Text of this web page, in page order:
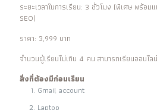
ระยะเวลาในการเรียน: 3 ชั่วโมง (พิเศษ พร้อ
SEO)
ราคา: 3,999 บาท
จำนวนผู้เรียนไม่เกิน 4 คน สามารถเรียนออนไ
สิ่งที่ต้องมีก่อนเรียน
Gmail account
Laptop